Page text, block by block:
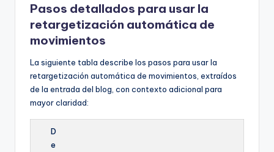
Pasos detallados para usar la
retargetización automática de
movimientos
La siguiente tabla describe los pasos para usar la
retargetización automática de movimientos, extraídos
de la entrada del blog, con contexto adicional para
mayor claridad:
D
e